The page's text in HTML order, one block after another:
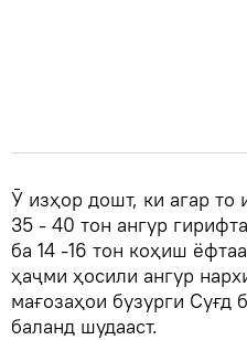
Ӯ изҳор дошт, ки агар то
35 - 40 тон ангур
ба 14 -16 тон коҳиш
ҳаҷми ҳосили ангур
мағозаҳои бузурги Суғд
баланд шудааст.